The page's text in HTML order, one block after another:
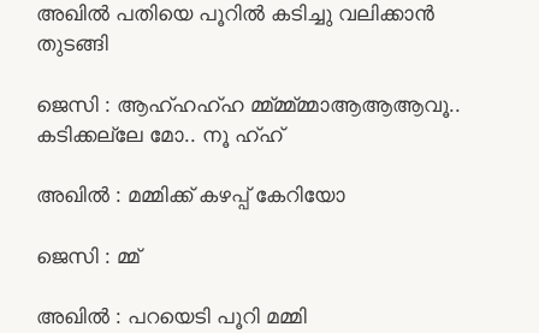
അഖിൽ പതിയെ പൂറിൽ കടിച്ചു വലിക്കാൻ
തുടങ്ങി
ജെസി : ആഹ്ഹഹ്ഹ മ്മ്മ്മ്മ്മാആആആവൂ..
കടിക്കല്ലേ മോ.. നൂ ഹ്ഹ്
അഖിൽ : മമ്മിക്ക് കഴപ്പ് കേറിയോ
ജെസി : മ്മ്
അഖിൽ : പറയെടി പൂറി മമ്മി